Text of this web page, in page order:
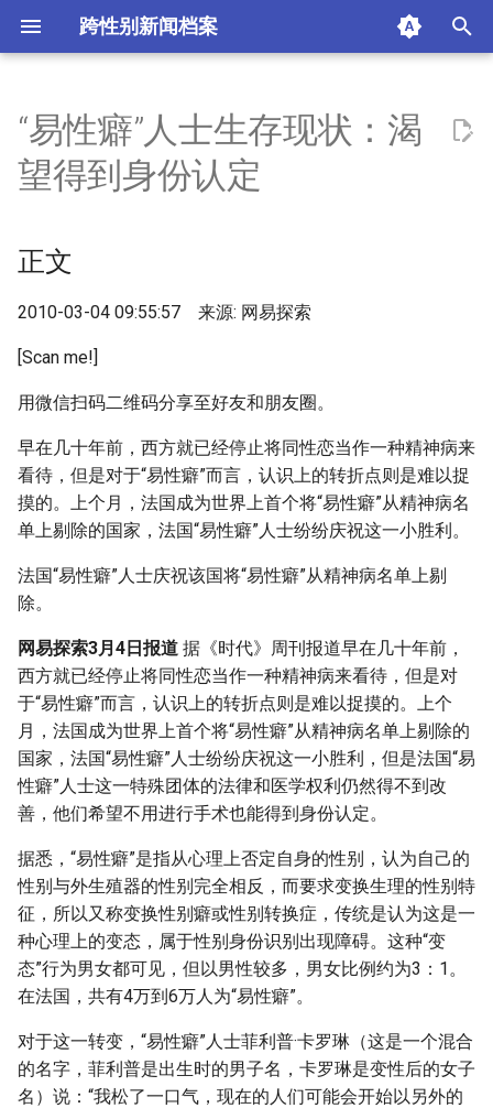
跨性别新闻档案
n
t
a
l
i
n
g
e
r
c
h
正文
附加信息 [Processed Page
“易性癖”人士生存现状：渴
望得到身份认定
正文
2010-03-04 09:55:57 来源: 网易探索
[Scan me!]
用微信扫码二维码分享至好友和朋友圈。
早在几十年前，西方就已经停止将同性恋当作一种精神病来
看待，但是对于“易性癖”而言，认识上的转折点则是难以捉
摸的。上个月，法国成为世界上首个将“易性癖”从精神病名
单上剔除的国家，法国“易性癖”人士纷纷庆祝这一小胜利。
法国“易性癖”人士庆祝该国将“易性癖”从精神病名单上剔
除。
网易探索3月4日报道 据《时代》周刊报道早在几十年前，
西方就已经停止将同性恋当作一种精神病来看待，但是对
于“易性癖”而言，认识上的转折点则是难以捉摸的。上个
月，法国成为世界上首个将“易性癖”从精神病名单上剔除的
国家，法国“易性癖”人士纷纷庆祝这一小胜利，但是法国“易
性癖”人士这一特殊团体的法律和医学权利仍然得不到改
善，他们希望不用进行手术也能得到身份认定。
据悉，“易性癖”是指从心理上否定自身的性别，认为自己的
性别与外生殖器的性别完全相反，而要求变换生理的性别特
征，所以又称变换性别癖或性别转换症，传统是认为这是一
种心理上的变态，属于性别身份识别出现障碍。这种“变
态”行为男女都可见，但以男性较多，男女比例约为3：1。
在法国，共有4万到6万人为“易性癖”。
对于这一转变，“易性癖”人士菲利普·卡罗琳（这是一个混合
的名字，菲利普是出生时的男子名，卡罗琳是变性后的女子
名）说：“我松了一口气，现在的人们可能会开始以另外的